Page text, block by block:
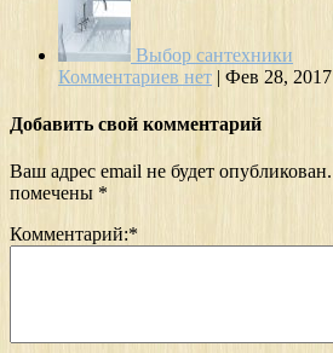
Выбор сантехники
Комментариев нет | Фев 28, 2017
Добавить свой комментарий
Ваш адрес email не будет опубликован.
помечены *
Комментарий:*